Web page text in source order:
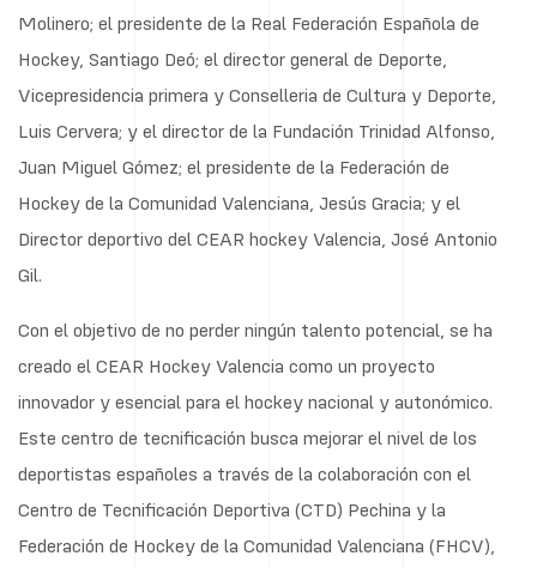
Molinero; el presidente de la Real Federación Española de
Hockey, Santiago Deó; el director general de Deporte,
Vicepresidencia primera y Conselleria de Cultura y Deporte,
Luis Cervera; y el director de la Fundación Trinidad Alfonso,
Juan Miguel Gómez; el presidente de la Federación de
Hockey de la Comunidad Valenciana, Jesús Gracia; y el
Director deportivo del CEAR hockey Valencia, José Antonio
Gil.
Con el objetivo de no perder ningún talento potencial, se ha
creado el CEAR Hockey Valencia como un proyecto
innovador y esencial para el hockey nacional y autonómico.
Este centro de tecnificación busca mejorar el nivel de los
deportistas españoles a través de la colaboración con el
Centro de Tecnificación Deportiva (CTD) Pechina y la
Federación de Hockey de la Comunidad Valenciana (FHCV),